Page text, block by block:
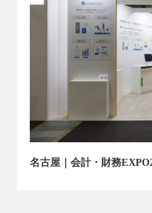
名古屋｜会計・財務